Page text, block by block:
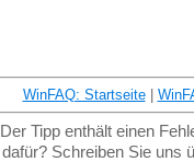
WinFAQ: Startseite|
Der Tipp enthält einen
dafür? Schreiben Sie uns